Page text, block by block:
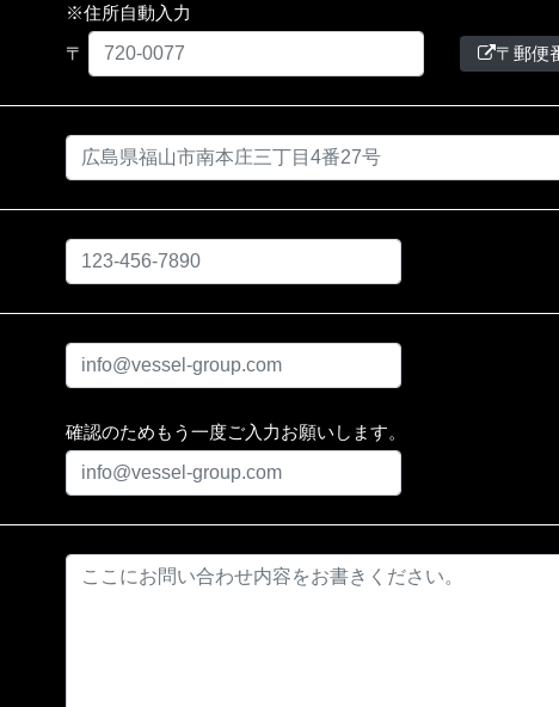
※住所自動入力
〒
〒郵便
確認のためもう一度ご入力お願いします。